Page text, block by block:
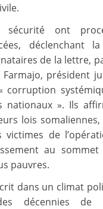
sécurité ont
déclenchant
de la lettre,
président
corruption
nationaux ». Ils
lois
victimes de
au sommet
pauvres.
dans un climat
décennies de